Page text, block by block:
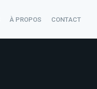
À PROPOS CONTACT